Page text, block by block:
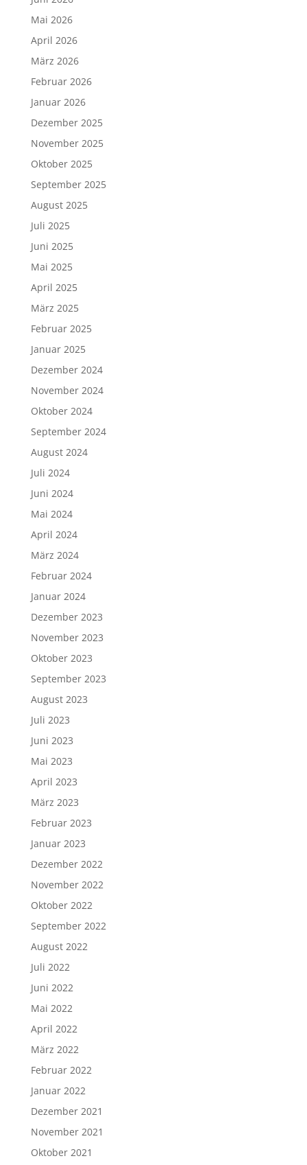
Mai 2026
April 2026
März 2026
Februar 2026
Januar 2026
Dezember 2025
November 2025
Oktober 2025
September 2025
August 2025
Juli 2025
Juni 2025
Mai 2025
April 2025
März 2025
Februar 2025
Januar 2025
Dezember 2024
November 2024
Oktober 2024
September 2024
August 2024
Juli 2024
Juni 2024
Mai 2024
April 2024
März 2024
Februar 2024
Januar 2024
Dezember 2023
November 2023
Oktober 2023
September 2023
August 2023
Juli 2023
Juni 2023
Mai 2023
April 2023
März 2023
Februar 2023
Januar 2023
Dezember 2022
November 2022
Oktober 2022
September 2022
August 2022
Juli 2022
Juni 2022
Mai 2022
April 2022
März 2022
Februar 2022
Januar 2022
Dezember 2021
November 2021
Oktober 2021